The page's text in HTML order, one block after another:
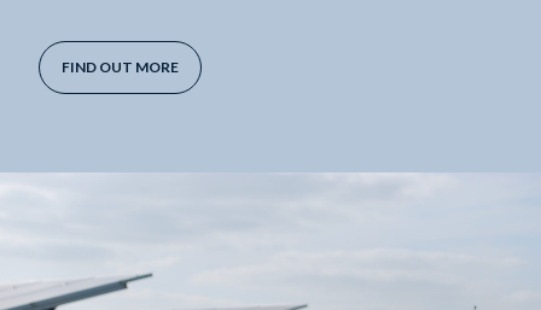
FIND OUT MORE